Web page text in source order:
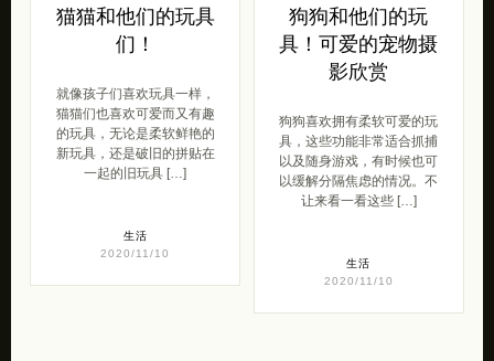
猫猫和他们的玩具
们！
就像孩子们喜欢玩具一样，
猫猫们也喜欢可爱而又有趣
的玩具，无论是柔软鲜艳的
新玩具，还是破旧的拼贴在
一起的旧玩具 […]
生活
2020/11/10
狗狗和他们的玩
具！可爱的宠物摄
影欣赏
狗狗喜欢拥有柔软可爱的玩
具，这些功能非常适合抓捕
以及随身游戏，有时候也可
以缓解分隔焦虑的情况。不
让来看一看这些 […]
生活
2020/11/10